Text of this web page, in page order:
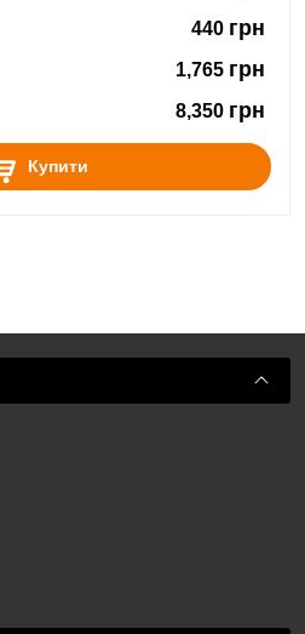
440 грн
1,765 грн
8,350 грн
Купити